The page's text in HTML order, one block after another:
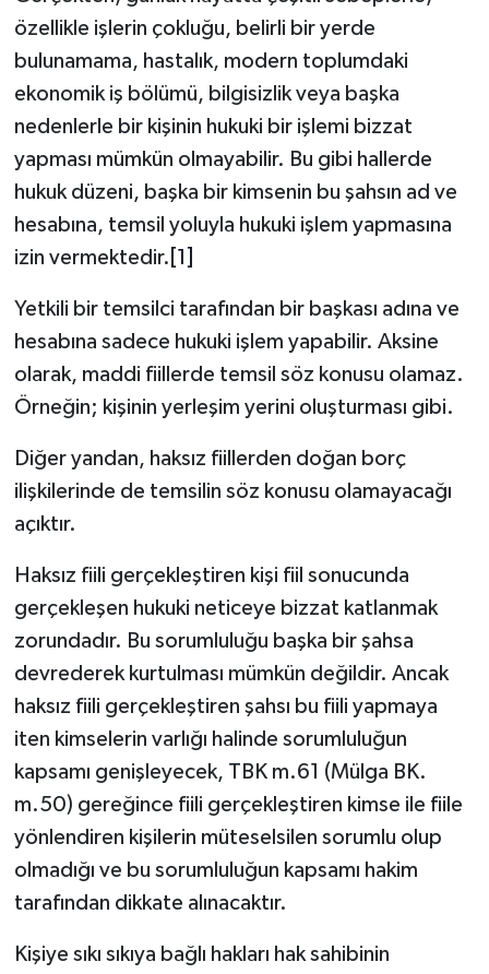
özellikle işlerin çokluğu, belirli bir yerde
bulunamama, hastalık, modern toplumdaki
ekonomik iş bölümü, bilgisizlik veya başka
nedenlerle bir kişinin hukuki bir işlemi bizzat
yapması mümkün olmayabilir. Bu gibi hallerde
hukuk düzeni, başka bir kimsenin bu şahsın ad ve
hesabına, temsil yoluyla hukuki işlem yapmasına
izin vermektedir. [1]
Yetkili bir temsilci tarafından bir başkası adına ve
hesabına sadece hukuki işlem yapabilir. Aksine
olarak, maddi fiillerde temsil söz konusu olamaz.
Örneğin; kişinin yerleşim yerini oluşturması gibi.
Diğer yandan, haksız fiillerden doğan borç
ilişkilerinde de temsilin söz konusu olamayacağı
açıktır.
Haksız fiili gerçekleştiren kişi fiil sonucunda
gerçekleşen hukuki neticeye bizzat katlanmak
zorundadır. Bu sorumluluğu başka bir şahsa
devrederek kurtulması mümkün değildir. Ancak
haksız fiili gerçekleştiren şahsı bu fiili yapmaya
iten kimselerin varlığı halinde sorumluluğun
kapsamı genişleyecek, TBK m.61 (Mülga BK.
m.50) gereğince fiili gerçekleştiren kimse ile fiile
yönlendiren kişilerin müteselsilen sorumlu olup
olmadığı ve bu sorumluluğun kapsamı hakim
tarafından dikkate alınacaktır.
Kişiye sıkı sıkıya bağlı hakları hak sahibinin